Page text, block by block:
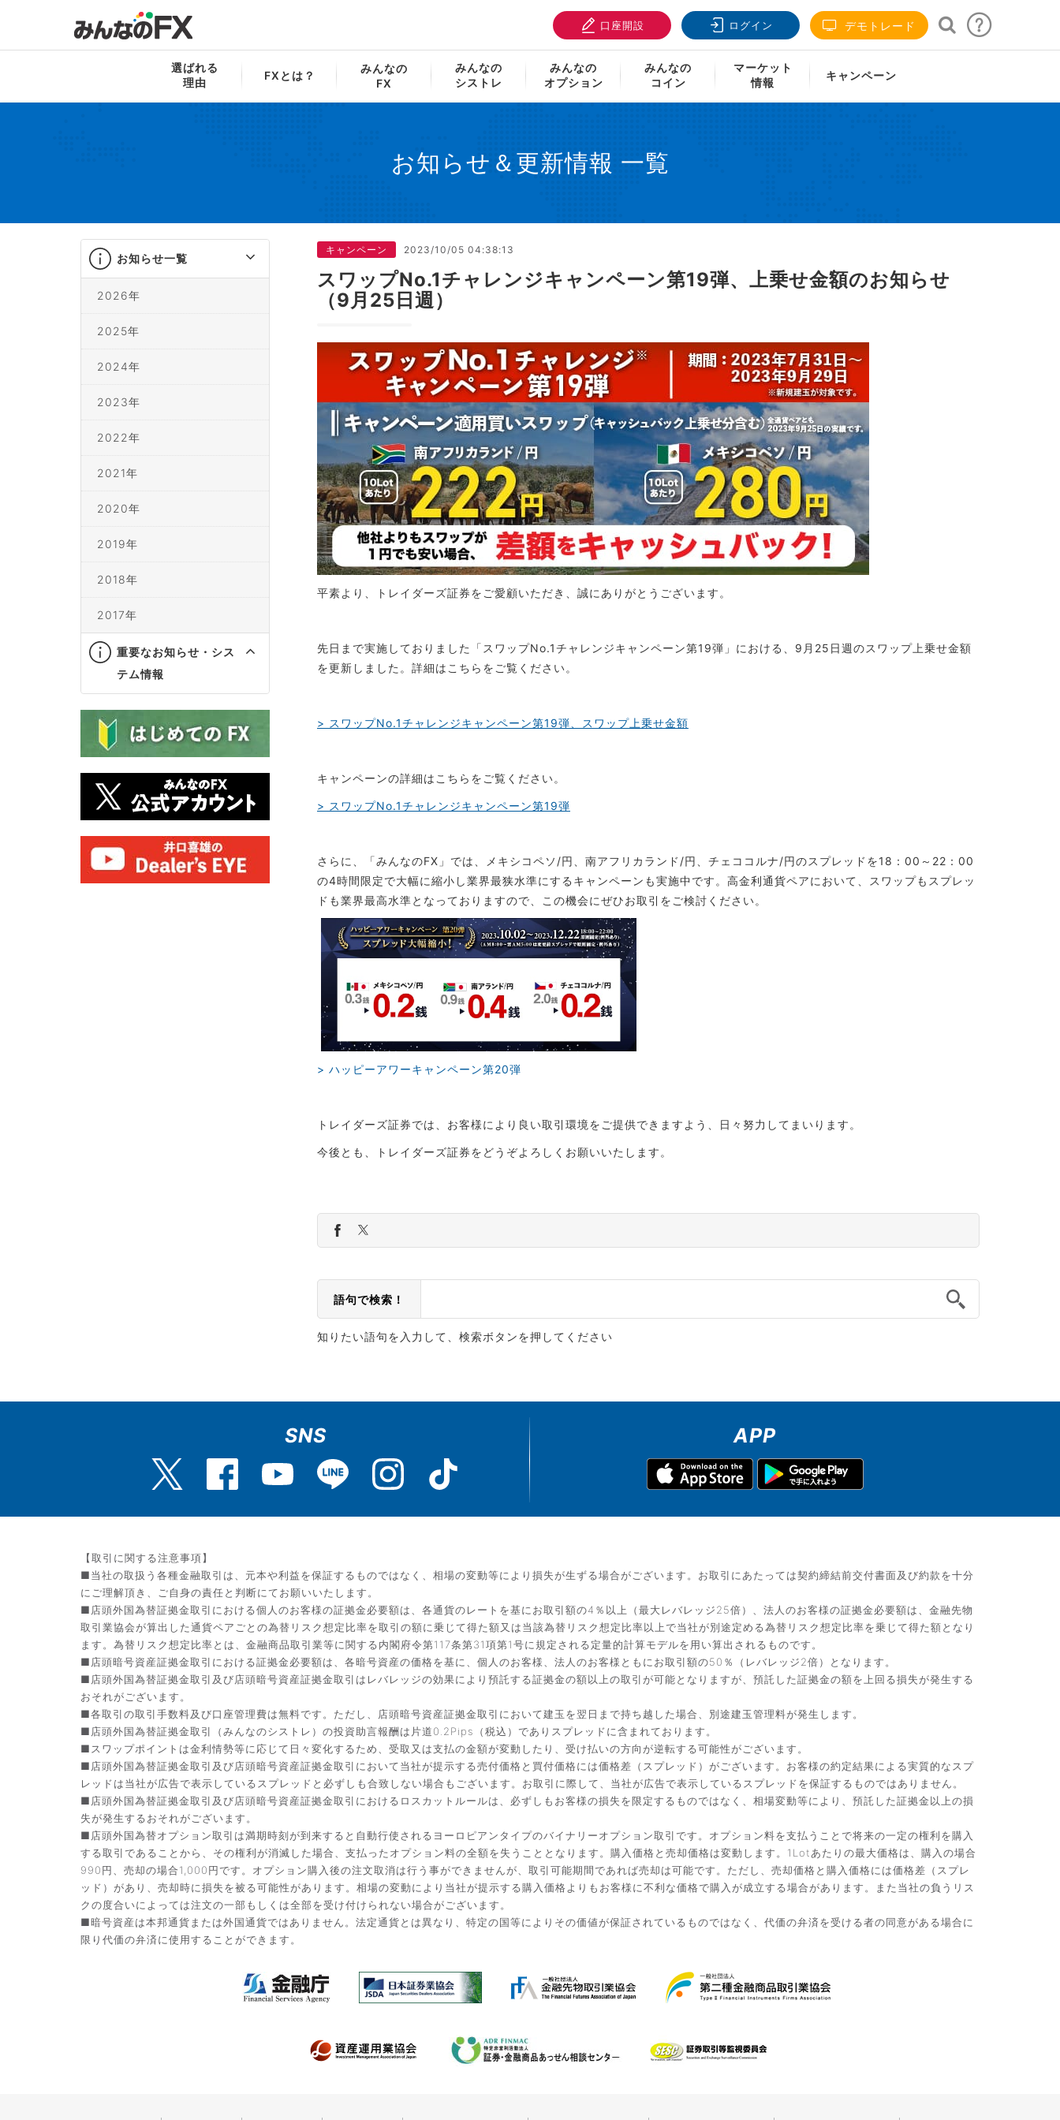
口座開設 ログイン デモトレード
選ばれる
理由
FXとは？
みんなの
FX
みんなの
シストレ
みんなの
オプション
みんなの
コイン
マーケット
情報
キャンペーン
お知らせ＆更新情報 一覧
お知らせ一覧 スワップNo.1チャレンジキャンペーン第19弾、上乗せ金額のお知らせ（9月25日週）
キャンペーン 2023/10/05 04:38:13
スワップNo.1チャレンジキャンペーン第19弾、上乗せ金額のお知らせ
（9月25日週）
平素より、トレイダーズ証券をご愛顧いただき、誠にありがとうございます。
先日まで実施しておりました「スワップNo.1チャレンジキャンペーン第19弾」における、9月25日週のスワップ上乗せ金額
を更新しました。詳細はこちらをご覧ください。
> スワップNo.1チャレンジキャンペーン第19弾、スワップ上乗せ金額
キャンペーンの詳細はこちらをご覧ください。
> スワップNo.1チャレンジキャンペーン第19弾
さらに、「みんなのFX」では、メキシコペソ/円、南アフリカランド/円、チェココルナ/円のスプレッドを18：00～22：00
の4時間限定で大幅に縮小し業界最狭水準にするキャンペーンも実施中です。高金利通貨ペアにおいて、スワップもスプレッ
ドも業界最高水準となっておりますので、この機会にぜひお取引をご検討ください。
> ハッピーアワーキャンペーン第20弾
トレイダーズ証券では、お客様により良い取引環境をご提供できますよう、日々努力してまいります。
今後とも、トレイダーズ証券をどうぞよろしくお願いいたします。
語句で検索！
知りたい語句を入力して、検索ボタンを押してください
お知らせ一覧
2026年
2025年
2024年
2023年
2022年
2021年
2020年
2019年
2018年
2017年
重要なお知らせ・シス
テム情報
SNS APP
【取引に関する注意事項】
■当社の取扱う各種金融取引は、元本や利益を保証するものではなく、相場の変動等により損失が生ずる場合がございます。お取引にあたっては契約締結前交付書面及び約款を十分
にご理解頂き、ご自身の責任と判断にてお願いいたします。
■店頭外国為替証拠金取引における個人のお客様の証拠金必要額は、各通貨のレートを基にお取引額の4％以上（最大レバレッジ25倍）、法人のお客様の証拠金必要額は、金融先物
取引業協会が算出した通貨ペアごとの為替リスク想定比率を取引の額に乗じて得た額又は当該為替リスク想定比率以上で当社が別途定める為替リスク想定比率を乗じて得た額となり
ます。為替リスク想定比率とは、金融商品取引業等に関する内閣府令第117条第31項第1号に規定される定量的計算モデルを用い算出されるものです。
■店頭暗号資産証拠金取引における証拠金必要額は、各暗号資産の価格を基に、個人のお客様、法人のお客様ともにお取引額の50％（レバレッジ2倍）となります。
■店頭外国為替証拠金取引及び店頭暗号資産証拠金取引はレバレッジの効果により預託する証拠金の額以上の取引が可能となりますが、預託した証拠金の額を上回る損失が発生する
おそれがございます。
■各取引の取引手数料及び口座管理費は無料です。ただし、店頭暗号資産証拠金取引において建玉を翌日まで持ち越した場合、別途建玉管理料が発生します。
■店頭外国為替証拠金取引（みんなのシストレ）の投資助言報酬は片道0.2Pips（税込）でありスプレッドに含まれております。
■スワップポイントは金利情勢等に応じて日々変化するため、受取又は支払の金額が変動したり、受け払いの方向が逆転する可能性がございます。
■店頭外国為替証拠金取引及び店頭暗号資産証拠金取引において当社が提示する売付価格と買付価格には価格差（スプレッド）がございます。お客様の約定結果による実質的なスプ
レッドは当社が広告で表示しているスプレッドと必ずしも合致しない場合もございます。お取引に際して、当社が広告で表示しているスプレッドを保証するものではありません。
■店頭外国為替証拠金取引及び店頭暗号資産証拠金取引におけるロスカットルールは、必ずしもお客様の損失を限定するものではなく、相場変動等により、預託した証拠金以上の損
失が発生するおそれがございます。
■店頭外国為替オプション取引は満期時刻が到来すると自動行使されるヨーロピアンタイプのバイナリーオプション取引です。オプション料を支払うことで将来の一定の権利を購入
する取引であることから、その権利が消滅した場合、支払ったオプション料の全額を失うこととなります。購入価格と売却価格は変動します。1Lotあたりの最大価格は、購入の場合
990円、売却の場合1,000円です。オプション購入後の注文取消は行う事ができませんが、取引可能期間であれば売却は可能です。ただし、売却価格と購入価格には価格差（スプレ
ッド）があり、売却時に損失を被る可能性があります。相場の変動により当社が提示する購入価格よりもお客様に不利な価格で購入が成立する場合があります。また当社の負うリス
クの度合いによっては注文の一部もしくは全部を受け付けられない場合がございます。
■暗号資産は本邦通貨または外国通貨ではありません。法定通貨とは異なり、特定の国等によりその価値が保証されているものではなく、代価の弁済を受ける者の同意がある場合に
限り代価の弁済に使用することができます。